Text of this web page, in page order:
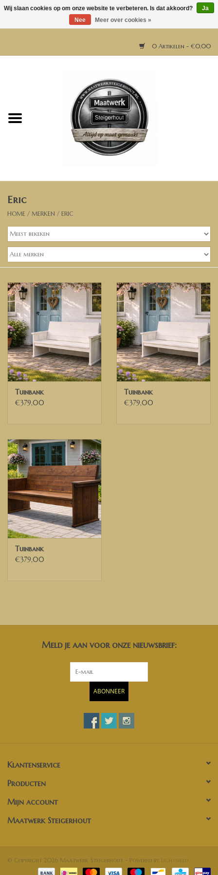
0 Artikelen - €0,00
Horeca meubels
Bartafels
Banken, stoelen &
(Bar)krukken
Hoekbanken
Plantenbakken
Hockers & Terrastafels
Opbergkisten
buy-gift-card
Zuilen & Pilaren
Eric
HOME / MERKEN / ERIC
Tuinbank
€379,00
Tuinbank
€379,00
Tuinbank
€379,00
Meld je aan voor onze nieuwsbrief:
ABONNEER
Klantenservice
Producten
Mijn account
Maatwerk Steigerhout
© Copyright 2026 Maatwerk Steigerhout - Powered by Lightspeed
Wij slaan cookies op om onze website te verbeteren. Is dat akkoord?
Ja
Nee
Meer over cookies »